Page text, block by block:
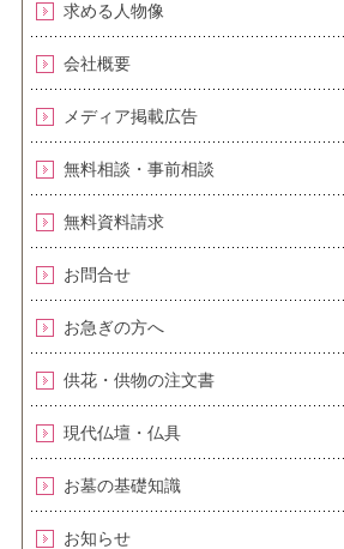
求める人物像
会社概要
メディア掲載広告
無料相談・事前相談
無料資料請求
お問合せ
お急ぎの方へ
供花・供物の注文書
現代仏壇・仏具
お墓の基礎知識
お知らせ